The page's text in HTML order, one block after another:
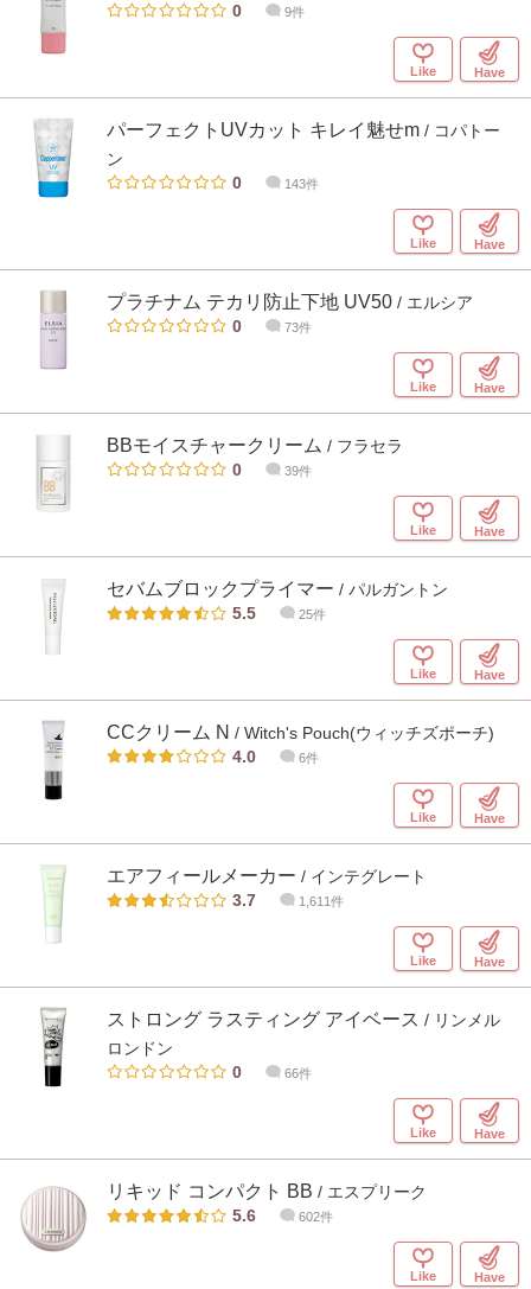
0 9件
Like Have
パーフェクトUVカット キレイ魅せm / コパトー
ン
0
143件
Like Have
プラチナム テカリ防止下地 UV50 / エルシア
0
73件
Like Have
BBモイスチャークリーム / フラセラ
0
39件
Like Have
セバムブロックプライマー / パルガントン
5.5
25件
Like Have
CCクリーム N / Witch's Pouch(ウィッチズポーチ)
4.0
6件
Like Have
エアフィールメーカー / インテグレート
3.7
1,611件
Like Have
ストロング ラスティング アイベース / リンメル
ロンドン
0
66件
Like Have
リキッド コンパクト BB / エスプリーク
5.6
602件
Like Have